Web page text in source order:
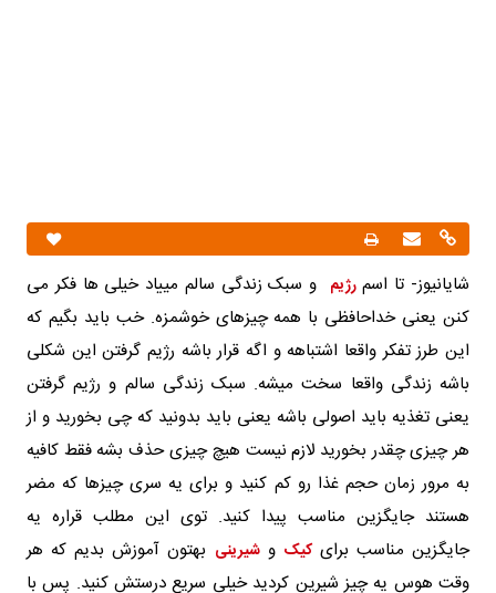
شایانیوز- تا اسمرژیم و سبک زندگی سالم مییاد خیلی ها فکر می
کنن یعنی خداحافظی با همه چیزهای خوشمزه. خب باید بگیم که
این طرز تفکر واقعا اشتباهه و اگه قرار باشه رژیم گرفتن این شکلی
باشه زندگی واقعا سخت میشه. سبک زندگی سالم و رژیم گرفتن
یعنی تغذیه باید اصولی باشه یعنی باید بدونید که چی بخورید و از
هر چیزی چقدر بخورید لازم نیست هیچ چیزی حذف بشه فقط کافیه
به مرور زمان حجم غذا رو کم کنید و برای یه سری چیزها که مضر
هستند جایگزین مناسب پیدا کنید. توی این مطلب قراره یه
جایگزین مناسب برایکیک وشیرینی بهتون آموزش بدیم که هر
وقت هوس یه چیز شیرین کردید خیلی سریع درستش کنید. پس با